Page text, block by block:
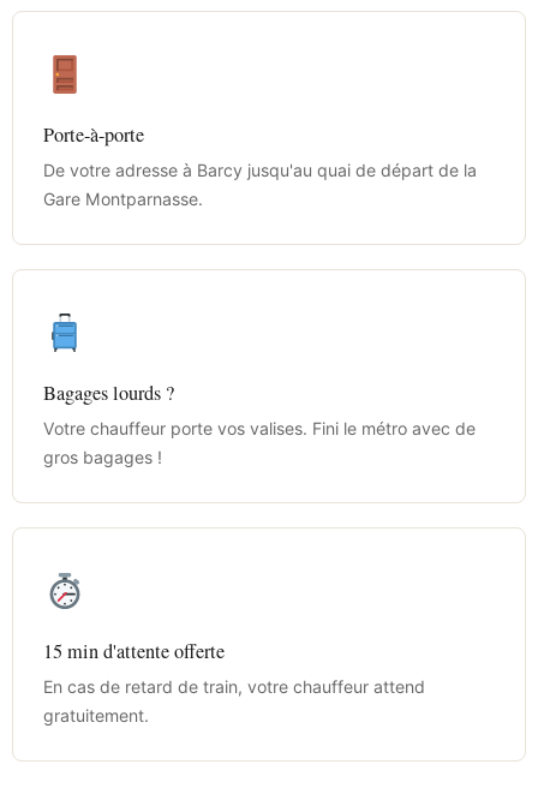
Porte-à-porte
De votre adresse à Barcy jusqu'au quai de départ de la
Gare Montparnasse.
Bagages lourds ?
Votre chauffeur porte vos valises. Fini le métro avec de
gros bagages !
15 min d'attente offerte
En cas de retard de train, votre chauffeur attend
gratuitement.